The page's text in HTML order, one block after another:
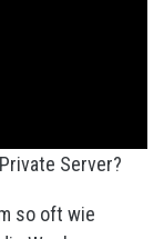
Server?
so oft wie